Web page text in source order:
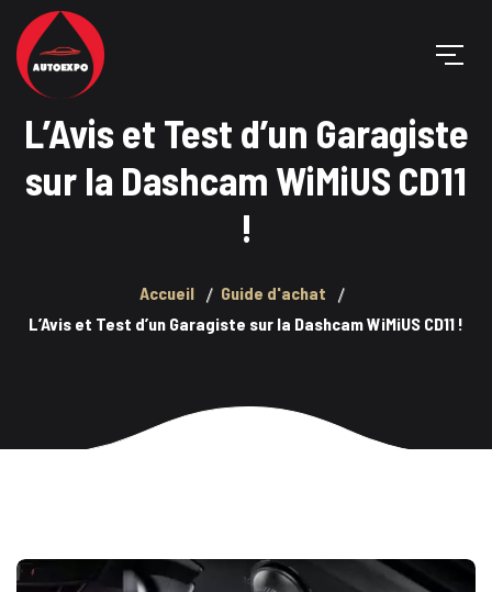
L’Avis et Test d’un Garagiste
sur la Dashcam WiMiUS CD11
!
Accueil
Guide d'achat
L’Avis et Test d’un Garagiste sur la Dashcam WiMiUS CD11 !